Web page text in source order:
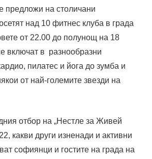
предложи на столичани
над 10 фитнес клуба в града
от 22.00 до полунощ на 18
включат в разнообразни
пилатес и йога до зумба и
от най-големите звезди на
отбор на „Нестле за Живей
какви други изненади и активни
софиянци и гостите на града на